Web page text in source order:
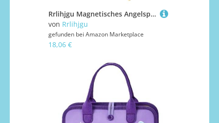
Rrlihjgu Magnetisches Angelspiel aus Holz, magnetisches Angelspielzeug, niedliches Katzen-Angelspiel aus Holz, interaktives Angelspielzeug für Kinder mit 2 Pfosten, Geschicklichkeitsspielzeug
von Rrlihjgu
gefunden bei Amazon Marketplace
18,06 €